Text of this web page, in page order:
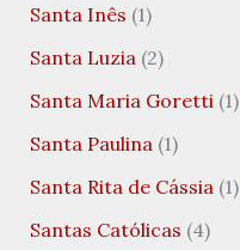
Santa Inês (1)
Santa Luzia(2)
Santa Maria Goretti(1)
Santa Paulina(1)
Santa Rita de Cássia(1)
Santas Católicas (4)